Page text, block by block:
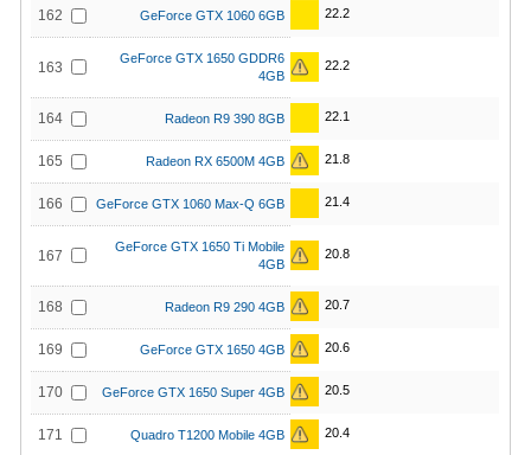
162 GeForce GTX 1060 6GB 22.2
163
GeForce GTX 1650 GDDR6
4GB
22.2
164 Radeon R9 390 8GB 22.1
165 Radeon RX 6500M 4GB 21.8
166 GeForce GTX 1060 Max-Q 6GB 21.4
167
GeForce GTX 1650 Ti Mobile
4GB
20.8
168 Radeon R9 290 4GB 20.7
169 GeForce GTX 1650 4GB 20.6
170 GeForce GTX 1650 Super 4GB 20.5
171 Quadro T1200 Mobile 4GB 20.4